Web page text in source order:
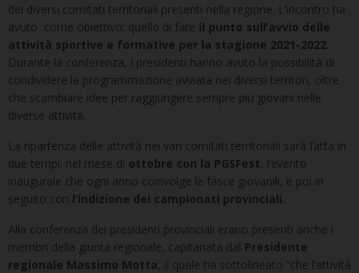
dei diversi comitati territoriali presenti nella regione. L’incontro ha
avuto come obiettivo: quello di fare il punto sull’avvio delle
attività sportive e formative per la stagione 2021-2022.
Durante la conferenza, i presidenti hanno avuto la possibilità di
condividere la programmazione avviata nei diversi territori, oltre
che scambiare idee per raggiungere sempre più giovani nelle
diverse attività.
La ripartenza delle attività nei vari comitati territoriali sarà fatta in
due tempi: nel mese di ottobre con la PGSFest, l’evento
inaugurale che ogni anno coinvolge le fasce giovanili, e poi in
seguito con l’indizione dei campionati provinciali.
Alla conferenza dei presidenti provinciali erano presenti anche i
membri della giunta regionale, capitanata dal Presidente
regionale Massimo Motta, il quale ha sottolineato “che l’attività